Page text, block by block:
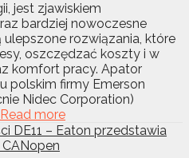
jest zjawiskiem
bardziej nowoczesne
rozwiązania, które
oszczędzać koszty i w
komfort pracy. Apator
polskim firmy Emerson
Nidec Corporation)
Read more